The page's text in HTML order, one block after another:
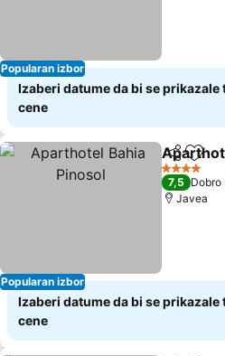
Popularan izbor
Izaberi datume da bi se prikazale
cene
Popularan izbor
Deli
4 Zvezdice
7,5 Dobro
Javea
Izaberi datume da bi se prikazale
cene